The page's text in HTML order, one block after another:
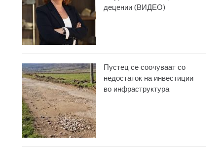
децении (ВИДЕО)
Пустец се соочуваат со
недостаток на инвестиции
во инфраструктура